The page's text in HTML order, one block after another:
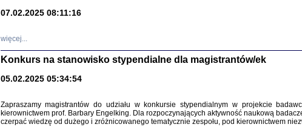
Pisma Kopla i Mirki
Warszawie
07.02.2025 08:11:16
więcej...
Konkurs na stanowisko stypendialne dla magistrantów/ek
05.02.2025 05:34:54
Zapraszamy magistrantów do udziału w konkursie stypendialnym w projekcie
kierownictwem prof. Barbary Engelking. Dla rozpoczynających aktywność naukową
czerpać wiedzę od dużego i zróżnicowanego tematycznie zespołu, pod kierownictwem